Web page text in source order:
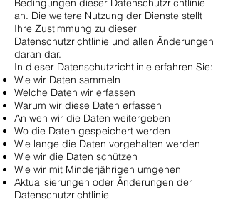
Bedingungen dieser Datenschutzrichtlinie
an. Die weitere Nutzung der Dienste stellt
Ihre Zustimmung zu dieser
Datenschutzrichtlinie und allen Änderungen
daran dar.
In dieser Datenschutzrichtlinie erfahren Sie:
Wie wir Daten sammeln
Welche Daten wir erfassen
Warum wir diese Daten erfassen
An wen wir die Daten weitergeben
Wo die Daten gespeichert werden
Wie lange die Daten vorgehalten werden
Wie wir die Daten schützen
Wie wir mit Minderjährigen umgehen
Aktualisierungen oder Änderungen der
Datenschutzrichtlinie